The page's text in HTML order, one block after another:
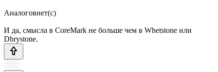
Аналоговнет(с)
И да, смысла в CoreMark не больше чем в Whetstone или
Dhrystone.